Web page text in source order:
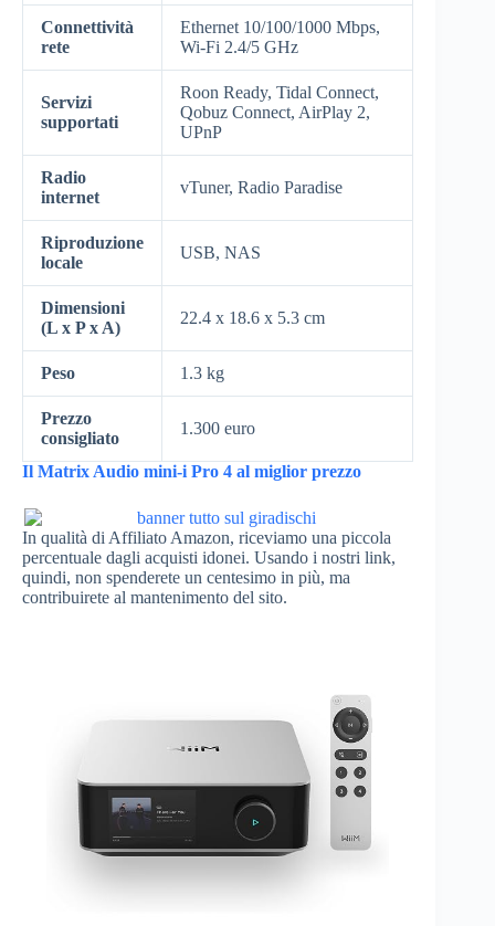
Connettività
rete
Ethernet 10/100/1000 Mbps,
Wi-Fi 2.4/5 GHz
Servizi
supportati
Roon Ready, Tidal Connect,
Qobuz Connect, AirPlay 2,
UPnP
Radio
internet
vTuner, Radio Paradise
Riproduzione
locale
USB, NAS
Dimensioni
(L x P x A)
22.4 x 18.6 x 5.3 cm
Peso 1.3 kg
Prezzo
consigliato
1.300 euro
Il Matrix Audio mini-i Pro 4 al miglior prezzo
In qualità di Affiliato Amazon, riceviamo una piccola
percentuale dagli acquisti idonei. Usando i nostri link,
quindi, non spenderete un centesimo in più, ma
contribuirete al mantenimento del sito.